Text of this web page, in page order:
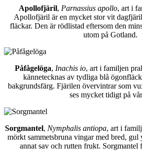
Apollofjäril, Parnassius apollo, art i
Apollofjäril är en mycket stor vit
fläckar. Den är rödlistad eftersom den
utom på Gotland.
Påfågelöga, Inachis io, art i familjen
kännetecknas av tydliga blå
bakgrundsfärg. Fjärilen övervintrar som
ses mycket tidigt på
Sorgmantel, Nymphalis antiopa, art i
mörkt sammetsbruna vingar med bred, gul
annat sav och rutten frukt. Sorgmantel